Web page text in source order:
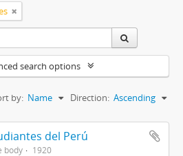
search options
by: Name Direction: Ascending
del Perú
body 1920